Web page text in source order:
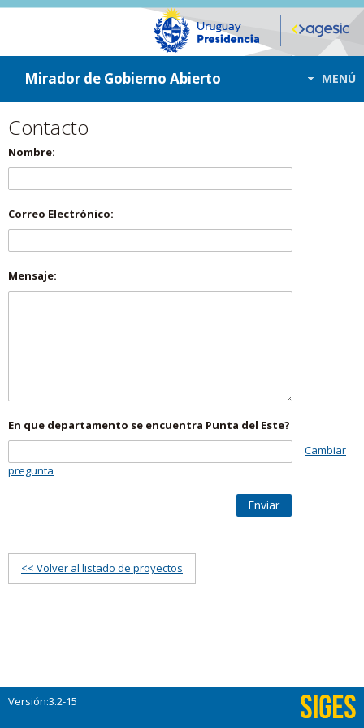
ir a contenido
ir al menú
Mirador de Gobierno Abierto MENÚ
Contacto
Nombre:
Correo Electrónico:
Mensaje:
En que departamento se encuentra Punta del Este?
Cambiar
pregunta
Enviar
<< Volver al listado de proyectos
Versión:3.2-15